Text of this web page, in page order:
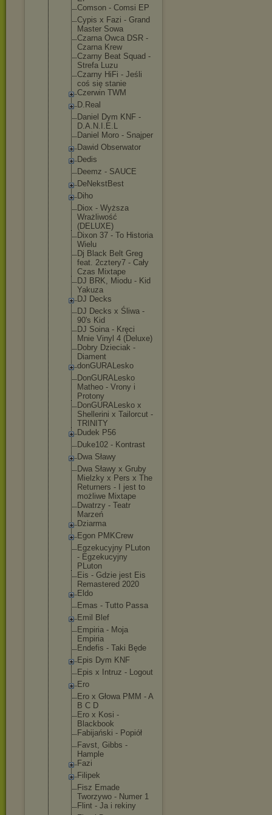
Comson - Comsi EP
Cypis x Fazi - Grand
Master Sowa
Czarna Owca DSR -
Czarna Krew
Czarny Beat Squad -
Strefa Luzu
Czarny HiFi - Jeśli
coś się stanie
Czerwin TWM
D.Real
Daniel Dym KNF -
D.A.N.I.E.L
Daniel Moro - Snajper
Dawid Obserwator
Dedis
Deemz - SAUCE
DeNekstBest
Diho
Diox - Wyższa
Wrażliwość
(DELUXE)
Dixon 37 - To Historia
Wielu
Dj Black Belt Greg
feat. 2cztery7 - Cały
Czas Mixtape
DJ BRK, Miodu - Kid
Yakuza
DJ Decks
DJ Decks x Śliwa -
90's Kid
DJ Soina - Kręci
Mnie Vinyl 4 (Deluxe)
Dobry Dzieciak -
Diament
donGURALesko
DonGURALesko
Matheo - Vrony i
Protony
DonGURALesko x
Shellerini x Tailorcut -
TRINITY
Dudek P56
Duke102 - Kontrast
Dwa Sławy
Dwa Sławy x Gruby
Mielzky x Pers x The
Returners - I jest to
możliwe Mixtape
Dwatrzy - Teatr
Marzeń
Dziarma
Egon PMKCrew
Egzekucyjny PLuton
- Egzekucyjny
PLuton
Eis - Gdzie jest Eis
Remastered 2020
Eldo
Emas - Tutto Passa
Emil Blef
Empiria - Moja
Empiria
Endefis - Taki Będe
Epis Dym KNF
Epis x Intruz - Logout
Ero
Ero x Głowa PMM - A
B C D
Ero x Kosi -
Blackbook
Fabijański - Popiół
Favst, Gibbs -
Hample
Fazi
Filipek
Fisz Emade
Tworzywo - Numer 1
Flint - Ja i rekiny